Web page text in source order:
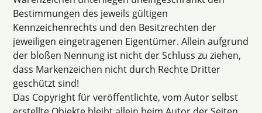
Bestimmungen des jeweils gültigen
Kennzeichenrechts und den Besitzrechten der
jeweiligen eingetragenen Eigentümer. Allein aufgrund
der bloßen Nennung ist nicht der Schluss zu ziehen,
dass Markenzeichen nicht durch Rechte Dritter
geschützt sind!
Das Copyright für veröffentlichte, vom Autor selbst